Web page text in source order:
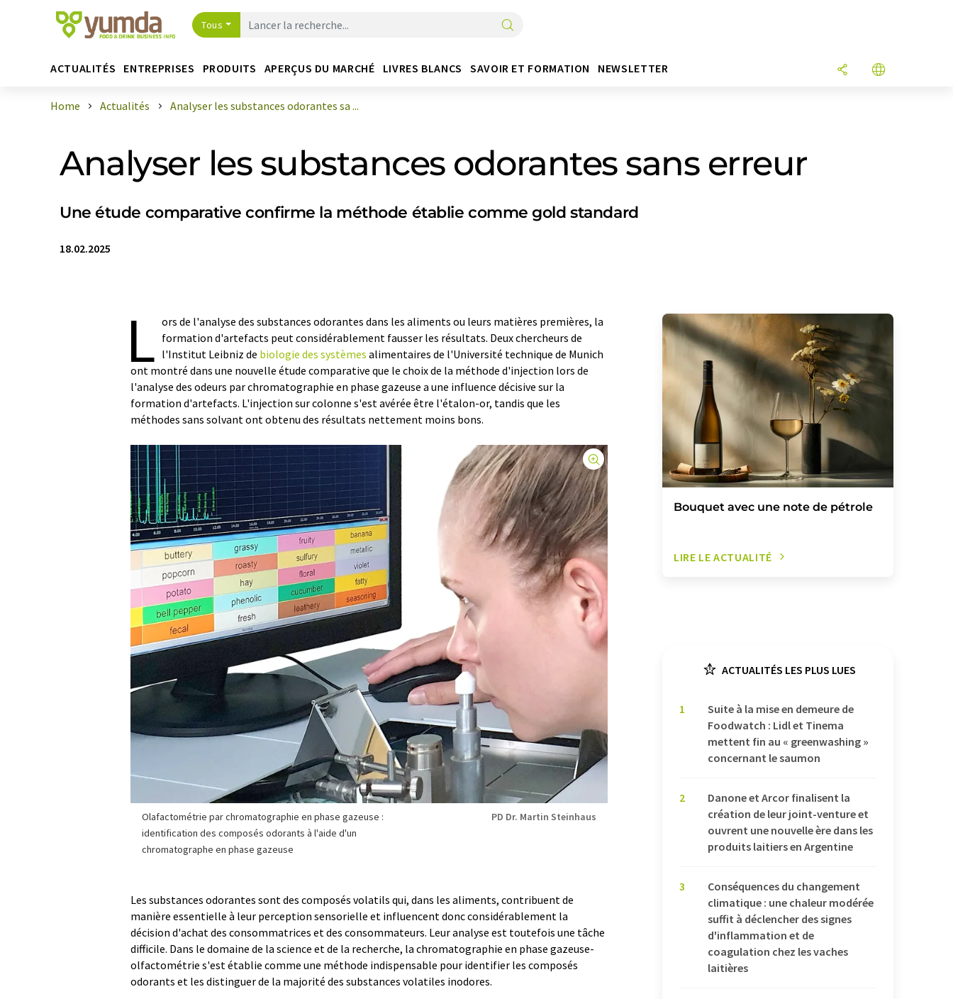
Tous
ACTUALITÉS ENTREPRISES PRODUITS APERÇUS DU MARCHÉ LIVRES BLANCS SAVOIR ET FORMATION NEWSLETTER
Home Actualités Analyser les substances odorantes sa ...
Analyser les substances odorantes sans erreur
Une étude comparative confirme la méthode établie comme gold standard
18.02.2025
L ors de l'analyse des substances odorantes dans les aliments ou leurs matières premières, la
formation d'artefacts peut considérablement fausser les résultats. Deux chercheurs de
l'Institut Leibniz de biologie des systèmes alimentaires de l'Université technique de Munich
ont montré dans une nouvelle étude comparative que le choix de la méthode d'injection lors de
l'analyse des odeurs par chromatographie en phase gazeuse a une influence décisive sur la
formation d'artefacts. L'injection sur colonne s'est avérée être l'étalon-or, tandis que les
méthodes sans solvant ont obtenu des résultats nettement moins bons.
Olafactométrie par chromatographie en phase gazeuse :
identification des composés odorants à l'aide d'un
chromatographe en phase gazeuse
PD Dr. Martin Steinhaus
Les substances odorantes sont des composés volatils qui, dans les aliments, contribuent de
manière essentielle à leur perception sensorielle et influencent donc considérablement la
décision d'achat des consommatrices et des consommateurs. Leur analyse est toutefois une tâche
difficile. Dans le domaine de la science et de la recherche, la chromatographie en phase gazeuse-
olfactométrie s'est établie comme une méthode indispensable pour identifier les composés
odorants et les distinguer de la majorité des substances volatiles inodores.
Bouquet avec une note de pétrole
LIRE LE ACTUALITÉ
ACTUALITÉS LES PLUS LUES
1
Suite à la mise en demeure de
Foodwatch : Lidl et Tinema
mettent fin au « greenwashing »
concernant le saumon
2
Danone et Arcor finalisent la
création de leur joint-venture et
ouvrent une nouvelle ère dans les
produits laitiers en Argentine
3
Conséquences du changement
climatique : une chaleur modérée
suffit à déclencher des signes
d'inflammation et de
coagulation chez les vaches
laitières